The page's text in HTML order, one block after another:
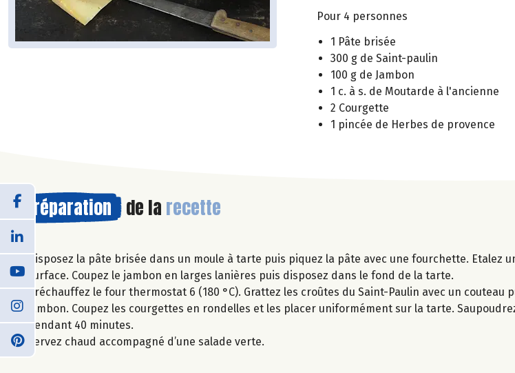
Pour 4 personnes
1 Pâte brisée
300 g de Saint-paulin
100 g de Jambon
1 c. à s. de Moutarde à l'ancienne
2 Courgette
1 pincée de Herbes de provence
Préparation de la recette
Disposez la pâte brisée dans un moule à tarte puis piquez la pâte avec une fourchette. Etalez
surface. Coupez le jambon en larges lanières puis disposez dans le fond de la tarte.
Préchauffez le four thermostat 6 (180 °C). Grattez les croûtes du Saint-Paulin avec un couteau
jambon. Coupez les courgettes en rondelles et les placer uniformément sur la tarte.
pendant 40 minutes.
Servez chaud accompagné d’une salade verte.